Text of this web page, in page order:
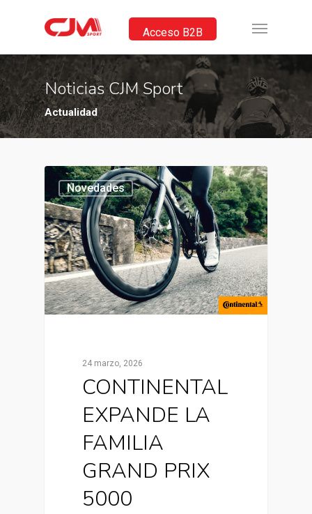
Acceso B2B
Noticias CJM Sport
Actualidad
Novedades
24 marzo, 2026
CONTINENTAL
EXPANDE LA
FAMILIA
GRAND PRIX
5000